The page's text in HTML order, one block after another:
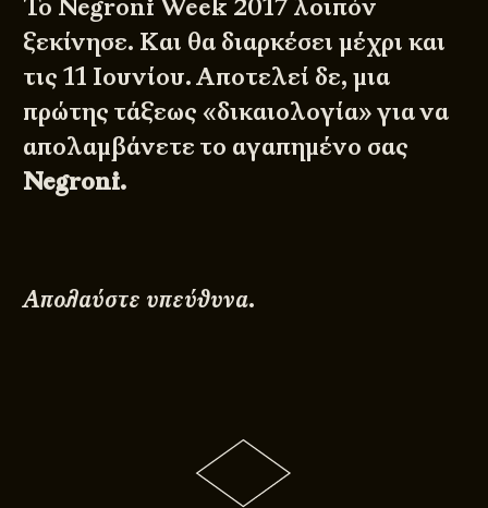
Το Negroni Week 2017 λοιπόν
ξεκίνησε. Και θα διαρκέσει μέχρι και
τις 11 Ιουνίου. Αποτελεί δε, μια
πρώτης τάξεως «δικαιολογία» για να
απολαμβάνετε το αγαπημένο σας
Negroni.
Απολαύστε υπεύθυνα.